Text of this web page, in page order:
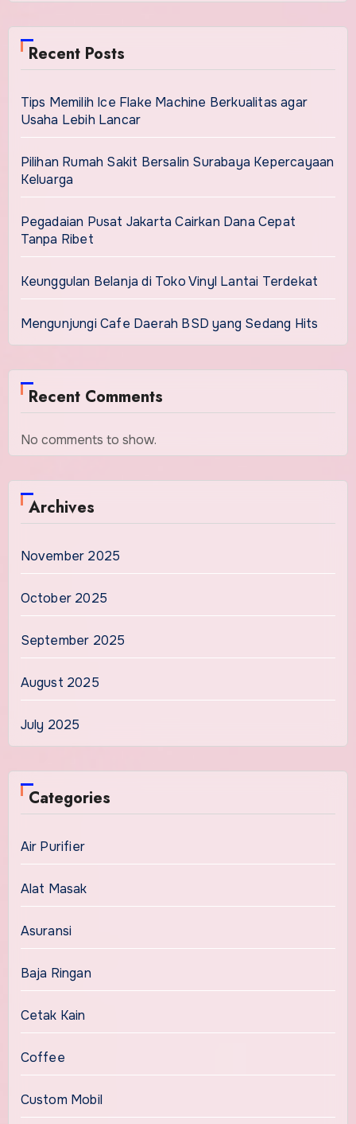
Recent Posts
Tips Memilih Ice Flake Machine Berkualitas agar
Usaha Lebih Lancar
Pilihan Rumah Sakit Bersalin Surabaya Kepercayaan
Keluarga
Pegadaian Pusat Jakarta Cairkan Dana Cepat
Tanpa Ribet
Keunggulan Belanja di Toko Vinyl Lantai Terdekat
Mengunjungi Cafe Daerah BSD yang Sedang Hits
Recent Comments
No comments to show.
Archives
November 2025
October 2025
September 2025
August 2025
July 2025
Categories
Air Purifier
Alat Masak
Asuransi
Baja Ringan
Cetak Kain
Coffee
Custom Mobil